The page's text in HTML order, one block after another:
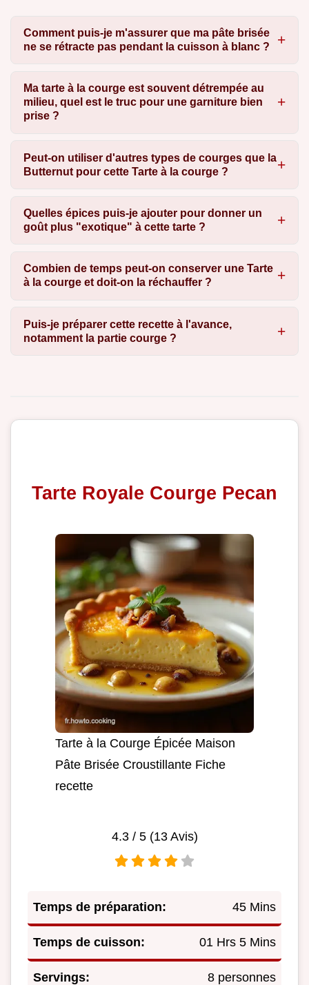
Comment puis-je m'assurer que ma pâte brisée
ne se rétracte pas pendant la cuisson à blanc ?
Ma tarte à la courge est souvent détrempée au
milieu, quel est le truc pour une garniture bien
prise ?
Peut-on utiliser d'autres types de courges que la
Butternut pour cette Tarte à la courge ?
Quelles épices puis-je ajouter pour donner un
goût plus "exotique" à cette tarte ?
Combien de temps peut-on conserver une Tarte
à la courge et doit-on la réchauffer ?
Puis-je préparer cette recette à l'avance,
notamment la partie courge ?
Tarte Royale Courge Pecan
Tarte à la Courge Épicée Maison
Pâte Brisée Croustillante Fiche
recette
4.3/ 5 (13Avis)
Temps de préparation: 45 Mins
Temps de cuisson: 01 Hrs 5 Mins
Servings: 8 personnes